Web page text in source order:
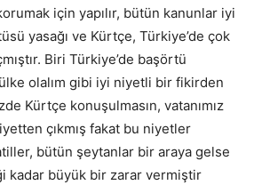
için yapılır, bütün kanunlar iyi
yasağı ve Kürtçe, Türkiye’de çok
Biri Türkiye’de başörtü
olalım gibi iyi niyetli bir fikirden
Kürtçe konuşulmasın, vatanımız
çıkmış fakat bu niyetler
bütün şeytanlar bir araya gelse
kadar büyük bir zarar vermiştir